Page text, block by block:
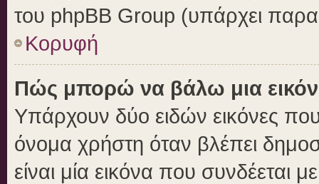
του phpBB Group (υπάρχει
Κορυφή
Πώς μπορώ να βάλω μια
Υπάρχουν δύο ειδών εικόνες
όνομα χρήστη όταν βλέπει
είναι μία εικόνα που